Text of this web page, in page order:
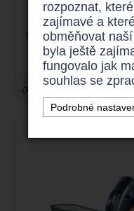
12 km/h
až 25 km
od 23.900 Kč
rozpoznat,
zajímavé a
obměňovat
byla ještě
fungovalo jak
souhlas se
Podrobné